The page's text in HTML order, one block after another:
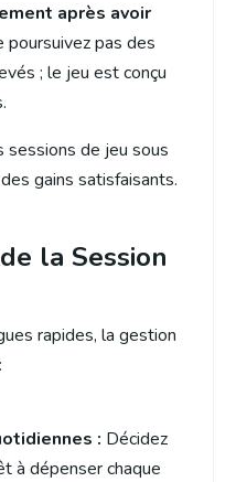
après avoir
poursuivez pas des
; le jeu est conçu
sessions de jeu sous
gains satisfaisants.
la Session
rapides, la gestion
: Décidez
à dépenser chaque